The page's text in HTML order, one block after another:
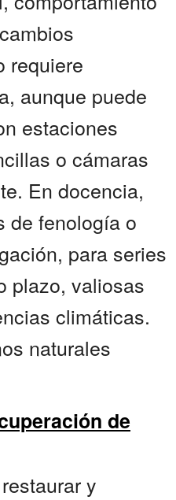
requiere
aunque puede
estaciones
o cámaras
En docencia,
de fenología o
para series
plazo, valiosas
climáticas.
naturales
de
y